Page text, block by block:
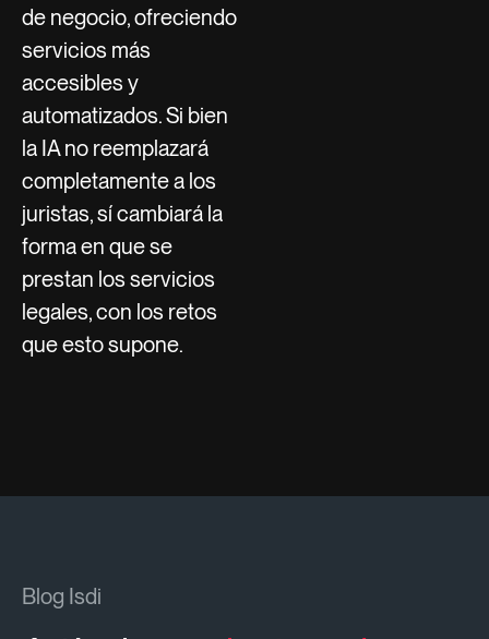
de negocio, ofreciendo
servicios más
accesibles y
automatizados. Si bien
la IA no reemplazará
completamente a los
juristas, sí cambiará la
forma en que se
prestan los servicios
legales, con los retos
que esto supone.
Blog Isdi